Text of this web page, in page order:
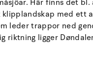
Här finns det
med ett
leder trappor ned
riktning ligger